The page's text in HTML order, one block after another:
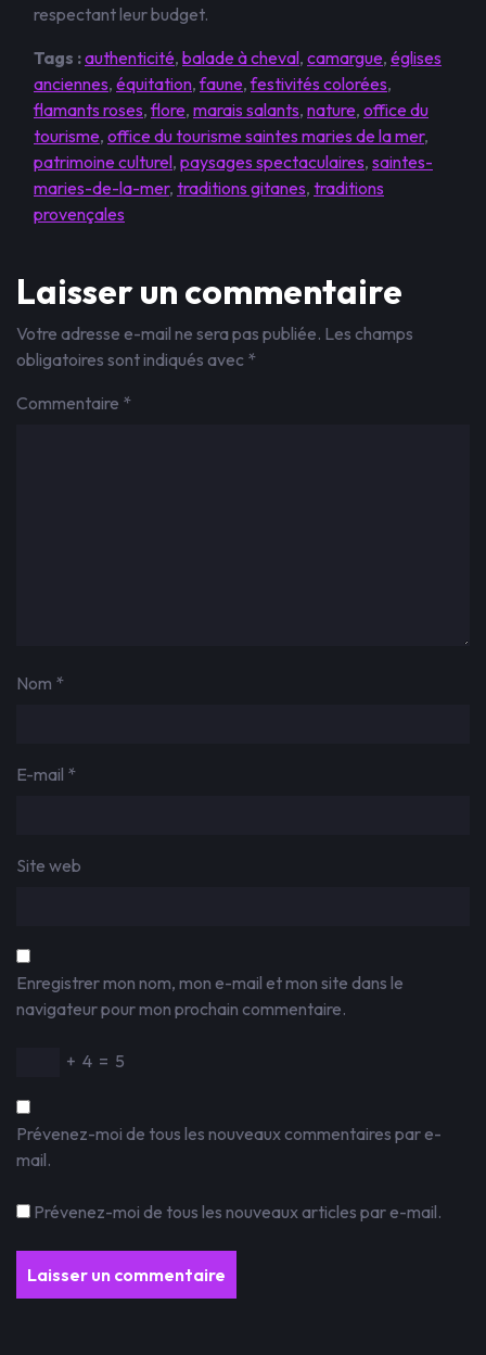
respectant leur budget.
Tags :authenticité, balade à cheval, camargue, églises
anciennes, équitation,faune,festivités colorées,
flamants roses,flore, marais salants, nature, office du
tourisme, office du tourisme saintes maries de la mer,
patrimoine culturel, paysages spectaculaires, saintes-
maries-de-la-mer, traditions gitanes, traditions
provençales
Laisser un commentaire
Votre adresse e-mail ne sera pas publiée. Les champs
obligatoires sont indiqués avec *
Commentaire *
Nom *
E-mail *
Site web
Enregistrer mon nom, mon e-mail et mon site dans le
navigateur pour mon prochain commentaire.
+ 4 = 5
Prévenez-moi de tous les nouveaux commentaires par e-
mail.
Prévenez-moi de tous les nouveaux articles par e-mail.